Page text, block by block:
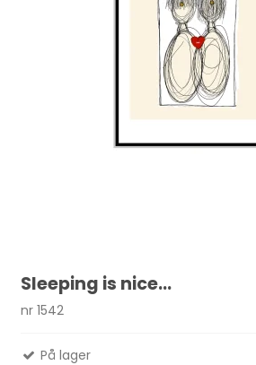
Sleeping is nice...
nr 1542
På lager